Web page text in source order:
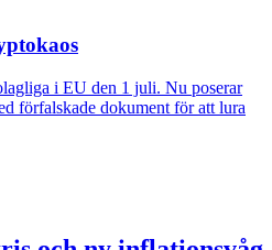
i EU den 1 juli. Nu poserar
förfalskade dokument för att lura